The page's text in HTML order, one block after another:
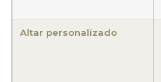
Altar personalizado